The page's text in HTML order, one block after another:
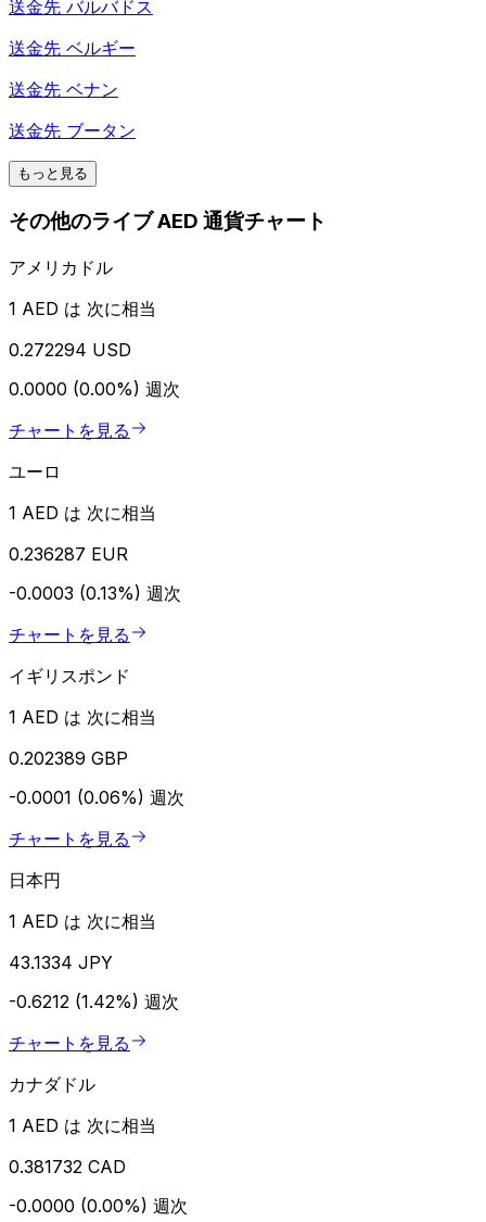
送金先 バルバドス
送金先 ベルギー
送金先 ベナン
送金先 ブータン
もっと見る
その他のライブ AED 通貨チャート
アメリカドル
1 AED は 次に相当
0.272294 USD
0.0000 (0.00%) 週次
チャートを見る
ユーロ
1 AED は 次に相当
0.236287 EUR
-0.0003 (0.13%) 週次
チャートを見る
イギリスポンド
1 AED は 次に相当
0.202389 GBP
-0.0001 (0.06%) 週次
チャートを見る
日本円
1 AED は 次に相当
43.1334 JPY
-0.6212 (1.42%) 週次
チャートを見る
カナダドル
1 AED は 次に相当
0.381732 CAD
-0.0000 (0.00%) 週次